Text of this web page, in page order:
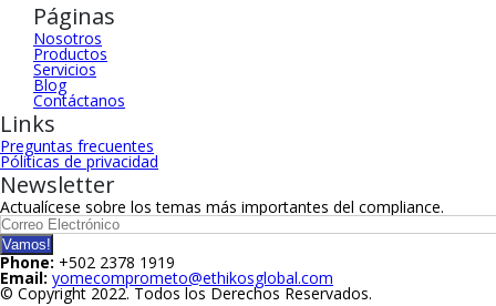
Páginas
Nosotros
Productos
Servicios
Blog
Contáctanos
Links
Preguntas frecuentes
Póliticas de privacidad
Newsletter
Actualícese sobre los temas más importantes del compliance.
Phone: +502 2378 1919
Email: yomecomprometo@ethikosglobal.com
© Copyright 2022. Todos los Derechos Reservados.